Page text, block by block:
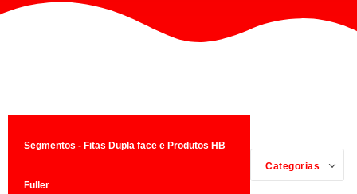
Segmentos - Fitas Dupla face e Produtos HB
Fuller
Categorias